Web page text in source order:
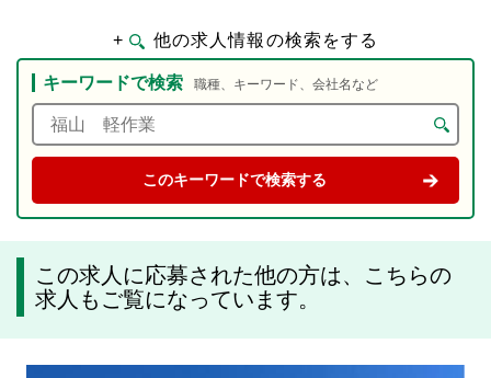
+ 他の求人情報の検索をする
キーワードで検索 職種、キーワード、会社名など
この求人に応募された他の方は、こちらの
求人もご覧になっています。